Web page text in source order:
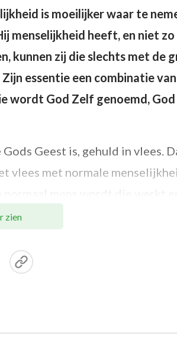
is moeilijker waar te
menselijkheid heeft, en niet zo
kunnen zij die slechts met de
essentie een combinatie van
wordt God Zelf genoemd,
Geest is, gehuld in vlees.
vlees met normale
normaal mens wordt die werkt
maar ook volledige
Dat komt doordat Hij volledige
dat alles wat Gods Geest
kracht – allemaal zijn
zien